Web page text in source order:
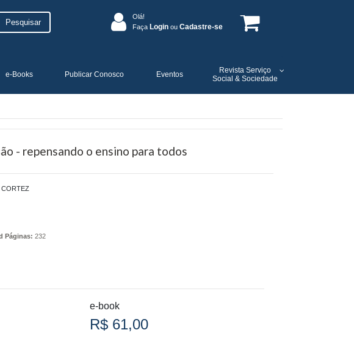
Pesquisar
Olá!
Faça Login ou Cadastre-se
e-Books Publicar Conosco Eventos
Revista Serviço
Social & Sociedade
- repensando o ensino para todos
CORTEZ
Páginas: 232
e-book
R$ 61,00